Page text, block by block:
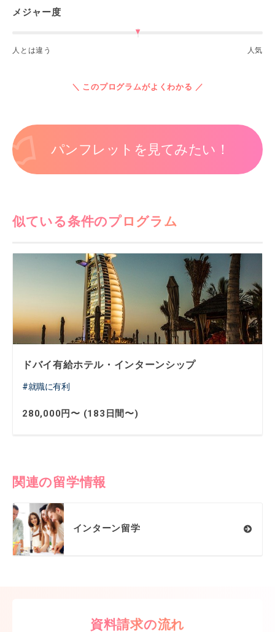
メジャー度
人とは違う 人気
＼ このプログラムがよくわかる ／
パンフレットを見てみたい！
似ている条件のプログラム
ドバイ有給ホテル・インターンシップ
就職に有利
280,000円〜 (183日間〜)
関連の留学情報
インターン留学
資料請求の流れ